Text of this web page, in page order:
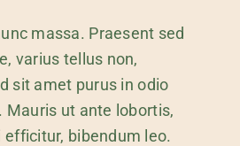
massa. Praesent sed
varius tellus non,
sit amet purus in odio
Mauris ut ante lobortis,
bibendum leo.